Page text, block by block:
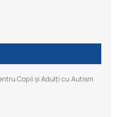
Copii și Adulți cu Autism